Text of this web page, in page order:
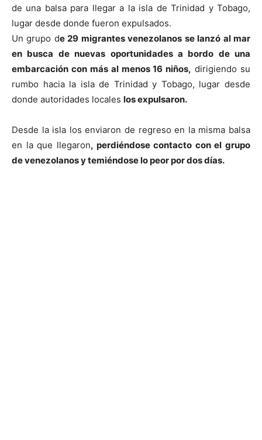
de una balsa para llegar a la isla de Trinidad y Tobago,
lugar desde donde fueron expulsados.
Un grupo de 29 migrantes venezolanos se lanzó al mar
en busca de nuevas oportunidades a bordo de una
embarcación con más al menos 16 niños, dirigiendo su
rumbo hacia la isla de Trinidad y Tobago, lugar desde
donde autoridades locales los expulsaron.
Desde la isla los enviaron de regreso en la misma balsa
en la que llegaron, perdiéndose contacto con el grupo
de venezolanos y temiéndose lo peor por dos días.